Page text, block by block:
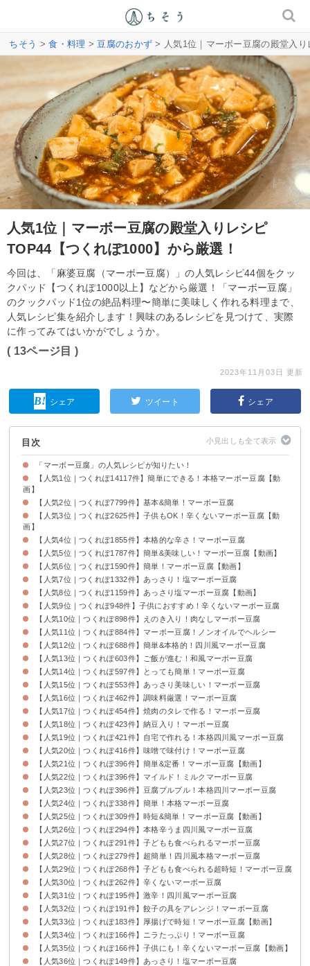
ちそう >食・料理 >豆腐のおかず > 人気1位｜マーボー豆腐の殿堂入
人気1位｜マーボー豆腐の殿堂入りレシピ
TOP44【つくれぽ1000】から厳選！
今回は、「麻婆豆腐（マーボー豆腐）」の人気レシピ44個をクッ
クパッド【つくれぽ1000以上】などから厳選！「マーボー豆腐」
のクックパッド1位の絶品料理〜簡単に美味しく作れる料理まで、
人気レシピ集を紹介します！興味のあるレシピを見つけて、実際
に作ってみてはいかがでしょうか。
( 13ページ目 )
2023年11月03日 更新
シェア ツイート シェア
目次
「マーボー豆腐」の人気レシピが知りたい！
【人気1位｜つくれぽ14117件】簡単にできる！本格マーボー豆腐【動
画】
【人気2位｜つくれぽ7799件】基本&簡単！マーボー豆腐
【人気3位｜つくれぽ2625件】子供もOK！辛くないマーボー豆腐【動
画】
【人気4位｜つくれぽ1855件】本格的な辛さ！マーボー豆腐
【人気5位｜つくれぽ1787件】簡単&美味しい！マーボー豆腐【動画】
【人気6位｜つくれぽ1590件】簡単！マーボー豆腐【動画】
【人気7位｜つくれぽ1332件】あっさり！塩マーボー豆腐
【人気8位｜つくれぽ1159件】あっさり塩マーボー豆腐【動画】
【人気9位｜つくれぽ948件】子供におすすめ！辛くないマーボー豆腐
【人気10位｜つくれぽ898件】えのき入り！肉なしマーボー豆腐
【人気11位｜つくれぽ884件】マーボー豆腐！ノンオイルでヘルシー
【人気12位｜つくれぽ688件】簡単&本格的！四川風マーボー豆腐
【人気13位｜つくれぽ603件】ご飯が進む！和風マーボー豆腐
【人気14位｜つくれぽ597件】とっても簡単！マーボー豆腐
【人気15位｜つくれぽ553件】あっさり美味しい！マーボー豆腐
【人気16位｜つくれぽ462件】調味料厳選！マーボー豆腐
【人気17位｜つくれぽ454件】焼肉のタレで作る！マーボー豆腐
【人気18位｜つくれぽ423件】納豆入り！マーボー豆腐
【人気19位｜つくれぽ421件】自宅で作れる！本格四川風マーボー豆腐
【人気20位｜つくれぽ416件】味噌で味付け！マーボー豆腐
【人気21位｜つくれぽ396件】簡単&定番！マーボー豆腐【動画】
【人気22位｜つくれぽ396件】マイルド！ミルクマーボー豆腐
【人気23位｜つくれぽ396件】豆腐プルプル！本格四川マーボー豆腐
【人気24位｜つくれぽ338件】簡単！本格マーボー豆腐
【人気25位｜つくれぽ309件】時短&簡単！マーボー豆腐【動画】
【人気26位｜つくれぽ294件】本格辛うま四川風マーボー豆腐
【人気27位｜つくれぽ291件】子どもも食べられるマーボー豆腐
【人気28位｜つくれぽ279件】超簡単！四川風本格マーボー豆腐
【人気29位｜つくれぽ268件】子どもも食べられる超時短！マーボー豆腐
【人気30位｜つくれぽ262件】辛くないマーボー豆腐
【人気31位｜つくれぽ195件】激辛！四川風マーボー豆腐
【人気32位｜つくれぽ191件】餃子の具をアレンジ！マーボー豆腐
【人気33位｜つくれぽ183件】厚揚げで時短！マーボー豆腐【動画】
【人気34位｜つくれぽ166件】ニラたっぷり！マーボー豆腐
【人気35位｜つくれぽ166件】子供にも！辛くないマーボー豆腐【動画】
【人気36位｜つくれぽ149件】あっさり！塩マーボー豆腐